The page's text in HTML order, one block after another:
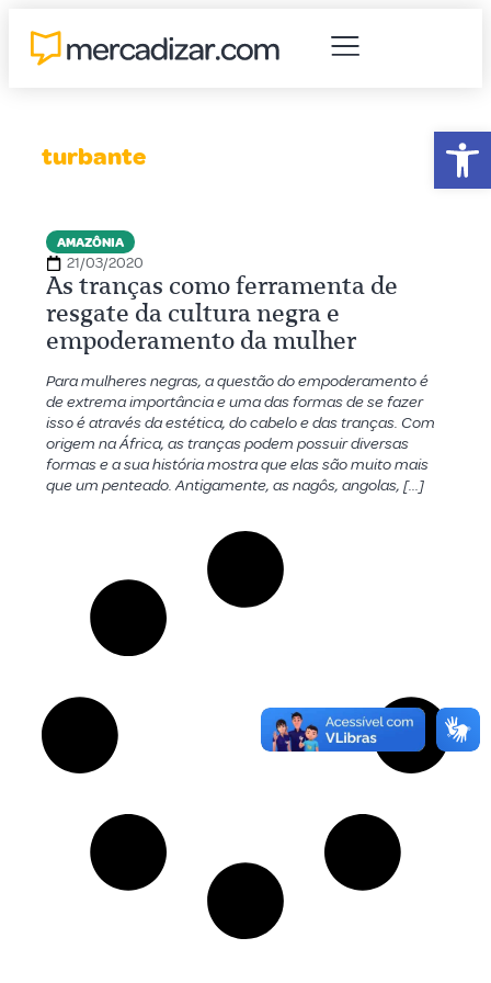
turbante
AMAZÔNIA
21/03/2020
As tranças como ferramenta de
resgate da cultura negra e
empoderamento da mulher
Para mulheres negras, a questão do empoderamento é
de extrema importância e uma das formas de se fazer
isso é através da estética, do cabelo e das tranças. Com
origem na África, as tranças podem possuir diversas
formas e a sua história mostra que elas são muito mais
que um penteado. Antigamente, as nagôs, angolas, […]